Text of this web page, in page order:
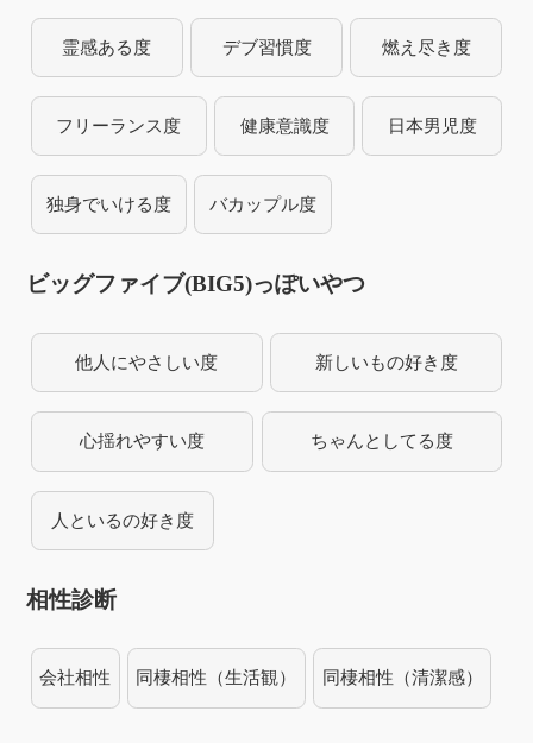
霊感ある度 デブ習慣度 燃え尽き度
フリーランス度 健康意識度 日本男児度
独身でいける度 バカップル度
ビッグファイブ(BIG5)っぽいやつ
他人にやさしい度 新しいもの好き度
心揺れやすい度 ちゃんとしてる度
人といるの好き度
相性診断
会社相性 同棲相性（生活観） 同棲相性（清潔感）